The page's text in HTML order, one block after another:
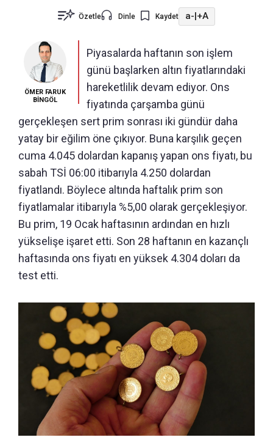
Özetle Dinle Kaydet a- +A
ÖMER FARUK
BİNGÖL
Piyasalarda haftanın son işlem
günü başlarken altın fiyatlarındaki
hareketlilik devam ediyor. Ons
fiyatında çarşamba günü
gerçekleşen sert prim sonrası iki gündür daha
yatay bir eğilim öne çıkıyor. Buna karşılık geçen
cuma 4.045 dolardan kapanış yapan ons fiyatı, bu
sabah TSİ 06:00 itibarıyla 4.250 dolardan
fiyatlandı. Böylece altında haftalık prim son
fiyatlamalar itibarıyla %5,00 olarak gerçekleşiyor.
Bu prim, 19 Ocak haftasının ardından en hızlı
yükselişe işaret etti. Son 28 haftanın en kazançlı
haftasında ons fiyatı en yüksek 4.304 doları da
test etti.